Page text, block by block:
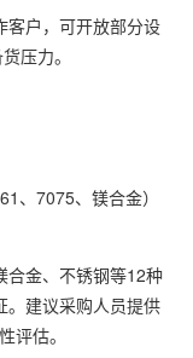
客户，可开放部分设
压力。
、7075、镁合金）
合金、不锈钢等12种
。建议采购人员提供
评估。